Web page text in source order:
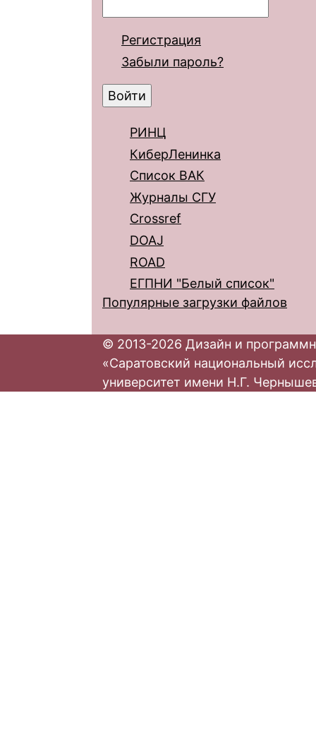
Регистрация
Забыли пароль?
РИНЦ
КиберЛенинка
Список ВАК
Журналы СГУ
Crossref
DOAJ
ROAD
ЕГПНИ "Белый список"
Популярные загрузки файлов
© 2013-2026 Дизайн и
«Саратовский национальный
университет имени Н.Г.